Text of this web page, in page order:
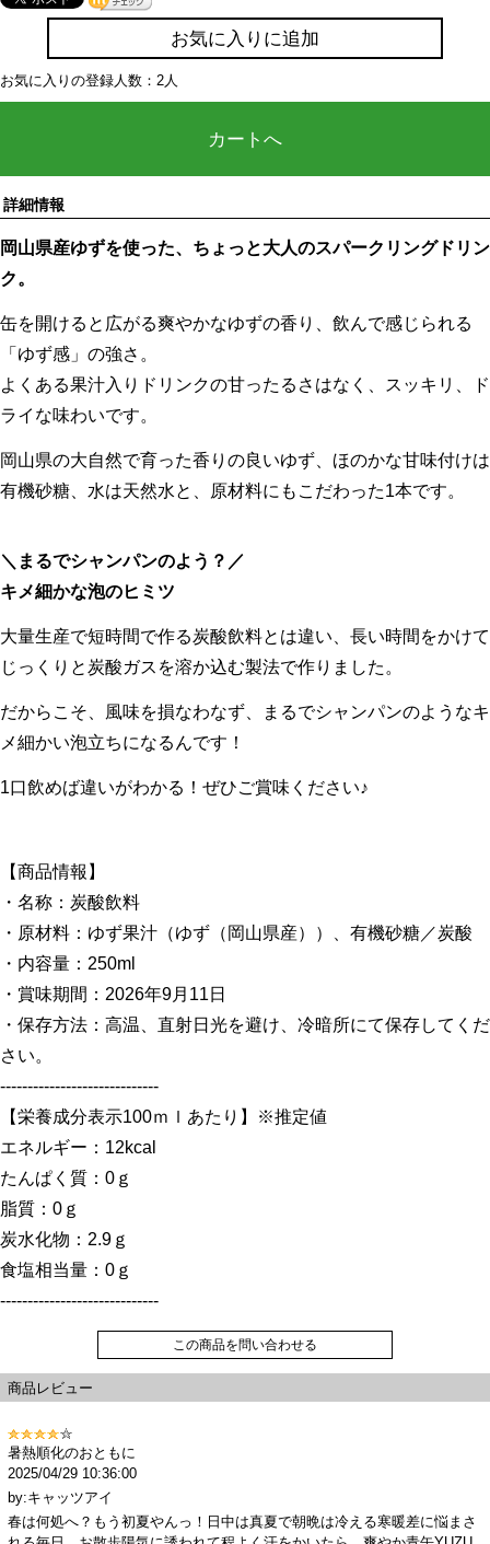
お気に入りに追加
お気に入りの登録人数：2人
カートへ
詳細情報
岡山県産ゆずを使った、ちょっと大人のスパークリングドリン
ク。
缶を開けると広がる爽やかなゆずの香り、飲んで感じられる
「ゆず感」の強さ。
よくある果汁入りドリンクの甘ったるさはなく、スッキリ、ド
ライな味わいです。
岡山県の大自然で育った香りの良いゆず、ほのかな甘味付けは
有機砂糖、水は天然水と、原材料にもこだわった1本です。
＼まるでシャンパンのよう？／
キメ細かな泡のヒミツ
大量生産で短時間で作る炭酸飲料とは違い、長い時間をかけて
じっくりと炭酸ガスを溶か込む製法で作りました。
だからこそ、風味を損なわなず、まるでシャンパンのようなキ
メ細かい泡立ちになるんです！
1口飲めば違いがわかる！ぜひご賞味ください♪
【商品情報】
・名称：炭酸飲料
・原材料：ゆず果汁（ゆず（岡山県産））、有機砂糖／炭酸
・内容量：250ml
・賞味期間：2026年9月11日
・保存方法：高温、直射日光を避け、冷暗所にて保存してくだ
さい。
-----------------------------
【栄養成分表示100ｍｌあたり】※推定値
エネルギー：12kcal
たんぱく質：0ｇ
脂質：0ｇ
炭水化物：2.9ｇ
食塩相当量：0ｇ
-----------------------------
この商品を問い合わせる
商品レビュー
暑熱順化のおともに
2025/04/29 10:36:00
by:キャッツアイ
春は何処へ？もう初夏やんっ！日中は真夏で朝晩は冷える寒暖差に悩まさ